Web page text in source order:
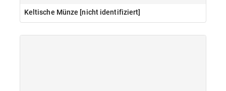
Keltische Münze [nicht identifiziert]